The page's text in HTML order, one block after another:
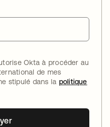
Okta à procéder au
de mes
stipulé dans la politique